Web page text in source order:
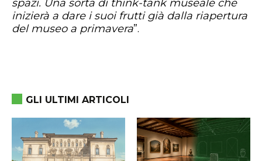
spazi. Una sorta di think-tank museale che
inizierà a dare i suoi frutti già dalla riapertura
del museo a primavera”.
GLI ULTIMI ARTICOLI